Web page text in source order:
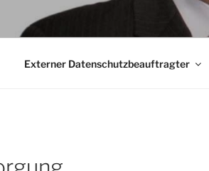
Externer Datenschutzbeauftragter